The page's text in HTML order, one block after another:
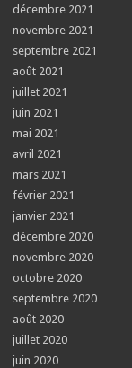
décembre 2021
novembre 2021
septembre 2021
août 2021
juillet 2021
juin 2021
mai 2021
avril 2021
mars 2021
février 2021
janvier 2021
décembre 2020
novembre 2020
octobre 2020
septembre 2020
août 2020
juillet 2020
juin 2020